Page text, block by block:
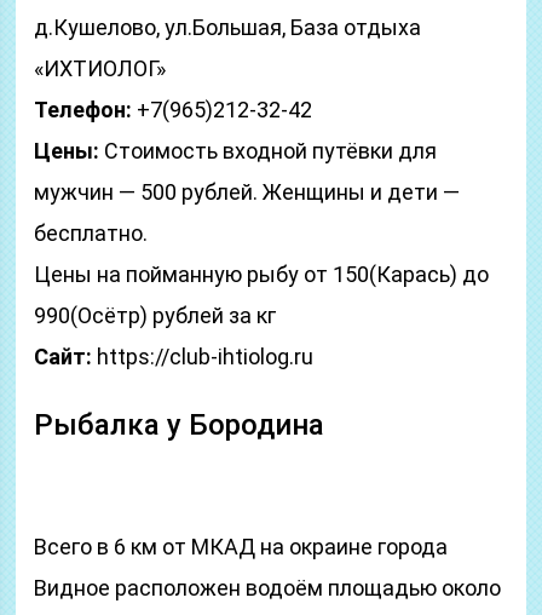
д.Кушелово, ул.Большая, База отдыха
«ИХТИОЛОГ»
Телефон: +7(965)212-32-42
Цены: Стоимость входной путёвки для
мужчин — 500 рублей. Женщины и дети —
бесплатно.
Цены на пойманную рыбу от 150(Карась) до
990(Осётр) рублей за кг
Сайт: https://club-ihtiolog.ru
Рыбалка у Бородина
Всего в 6 км от МКАД на окраине города
Видное расположен водоём площадью около